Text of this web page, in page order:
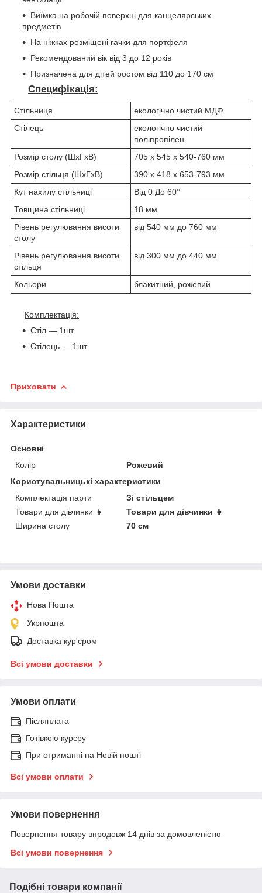
Виїмка на робочій поверхні для канцелярських
предметів
На ніжках розміщені гачки для портфеля
Рекомендований вік від 3 до 12 років
Призначена для дітей ростом від 110 до 170 см
Специфікація:
Стільниця
екологічно чистий МДФ
Стілець
екологічно чистий
поліпропілен
Розмір столу (ШхГхВ)
705 x 545 x 540-760 мм
Розмір стільця (ШхГхВ)
390 х 418 х 653-793 мм
Кут нахилу стільниці
Від 0 До 60°
Товщина стільниці
18 мм
Рівень регулювання висоти
столу
від 540 мм до 760 мм
Рівень регулювання висоти
стільця
від 300 мм до 440 мм
Кольори блакитний, рожевий
Комплектація:
Стіл ― 1шт.
Стілець ― 1шт.
Приховати
Характеристики
Основні
Колір
Рожевий
Користувальницькі характеристики
Комплектація парти
Зі стільцем
Товари для дівчинки 👧
Товари для дівчинки 👧
Ширина столу
70 см
Умови доставки
Нова Пошта
Укрпошта
Доставка кур'єром
Всі умови доставки
Умови оплати
Післяплата
Готівкою курєру
При отриманні на Новій пошті
Всі умови оплати
Умови повернення
Повернення товару впродовж 14 днів за домовленістю
Всі умови повернення
Подібні товари компанії